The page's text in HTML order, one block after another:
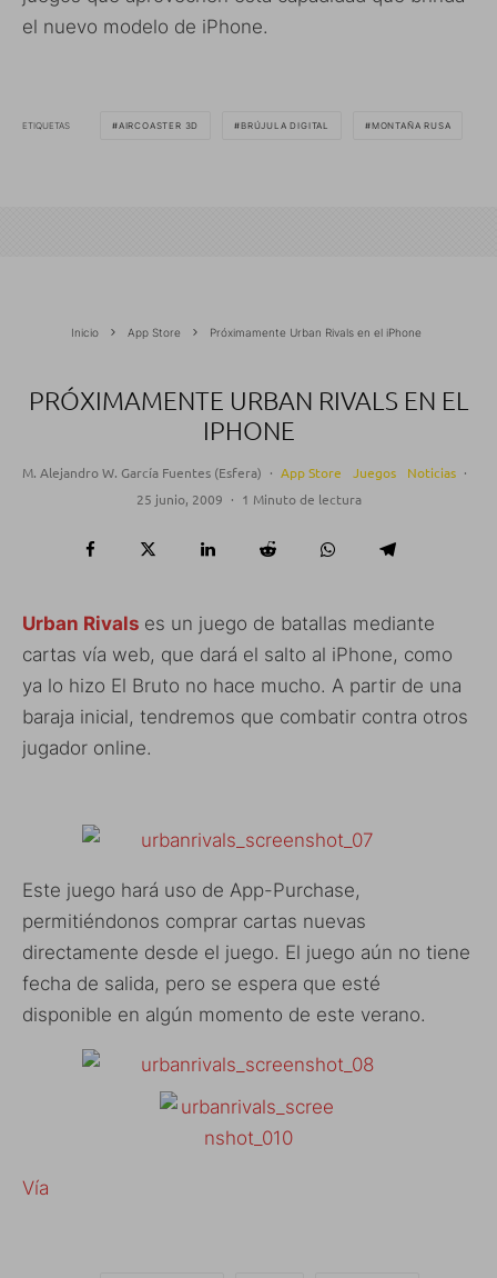
el nuevo modelo de iPhone.
ETIQUETAS AIRCOASTER 3D BRÚJULA DIGITAL MONTAÑA RUSA
Inicio App Store Próximamente Urban Rivals en el iPhone
PRÓXIMAMENTE URBAN RIVALS EN EL
IPHONE
M. Alejandro W. García Fuentes (Esfera) · App Store Juegos Noticias ·
25 junio, 2009 · 1 Minuto de lectura
Urban Rivals es un juego de batallas mediante
cartas vía web, que dará el salto al iPhone, como
ya lo hizo El Bruto no hace mucho. A partir de una
baraja inicial, tendremos que combatir contra otros
jugador online.
Este juego hará uso de App-Purchase,
permitiéndonos comprar cartas nuevas
directamente desde el juego. El juego aún no tiene
fecha de salida, pero se espera que esté
disponible en algún momento de este verano.
Vía